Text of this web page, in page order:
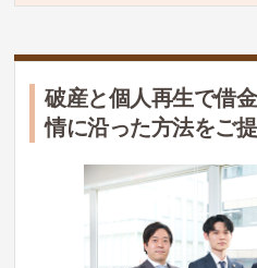
破産と個人再生で借
情に沿った方法をご